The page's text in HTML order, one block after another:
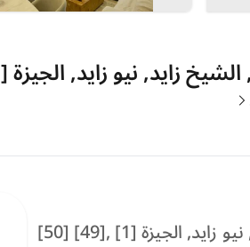
زايد, نيو زايد, الجيزة [1]
[1] ,[49] [50]